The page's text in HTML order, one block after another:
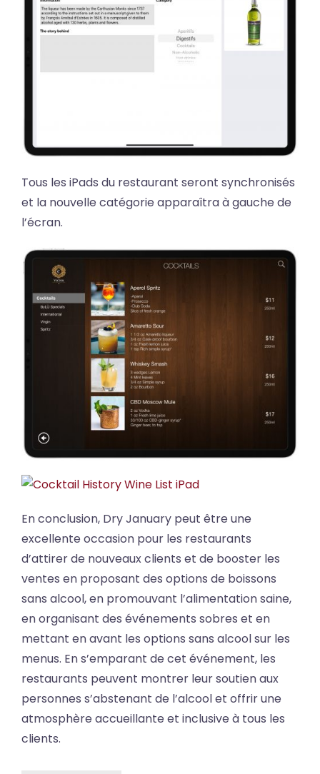
Tous les iPads du restaurant seront synchronisés
et la nouvelle catégorie apparaîtra à gauche de
l’écran.
En conclusion, Dry January peut être une
excellente occasion pour les restaurants
d’attirer de nouveaux clients et de booster les
ventes en proposant des options de boissons
sans alcool, en promouvant l’alimentation saine,
en organisant des événements sobres et en
mettant en avant les options sans alcool sur les
menus. En s’emparant de cet événement, les
restaurants peuvent montrer leur soutien aux
personnes s’abstenant de l’alcool et offrir une
atmosphère accueillante et inclusive à tous les
clients.